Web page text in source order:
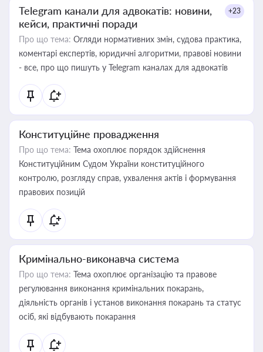
Telegram канали для адвокатів: новини,
кейси, практичні поради
+23
Про що тема: Огляди нормативних змін, судова практика,
коментарі експертів, юридичні алгоритми, правові новини
- все, про що пишуть у Telegram каналах для адвокатів
Конституційне провадження
Про що тема: Тема охоплює порядок здійснення
Конституційним Судом України конституційного
контролю, розгляду справ, ухвалення актів і формування
правових позицій
Кримінально-виконавча система
Про що тема: Тема охоплює організацію та правове
регулювання виконання кримінальних покарань,
діяльність органів і установ виконання покарань та статус
осіб, які відбувають покарання